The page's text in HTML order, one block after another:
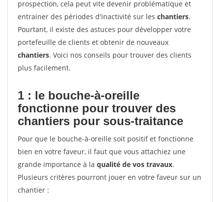
prospection, cela peut vite devenir problématique et
entrainer des périodes d'inactivité sur les chantiers.
Pourtant, il existe des astuces pour développer votre
portefeuille de clients et obtenir de nouveaux
chantiers. Voici nos conseils pour trouver des clients
plus facilement.
1 : le bouche-à-oreille
fonctionne pour trouver des
chantiers pour sous-traitance
Pour que le bouche-à-oreille soit positif et fonctionne
bien en votre faveur, il faut que vous attachiez une
grande importance à la qualité de vos travaux.
Plusieurs critères pourront jouer en votre faveur sur un
chantier :